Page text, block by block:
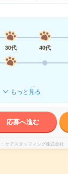
30代 40代
もっと見る
応募へ進む
ケアスタッフィング株式会社